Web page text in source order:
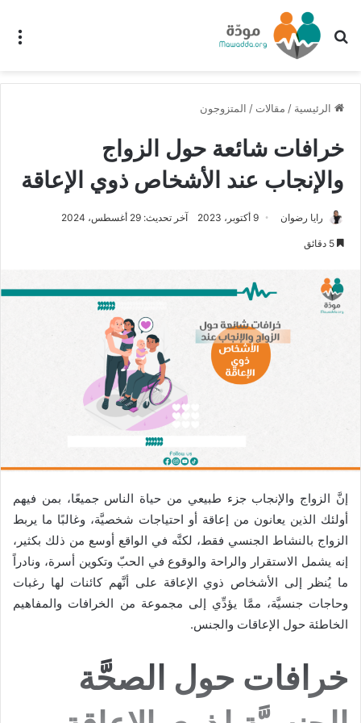
بحث عن
الرئيسية / مقالات / المتزوجون
خرافات شائعة حول الزواج
والإنجاب عند الأشخاص ذوي الإعاقة
رايا رضوان 9 أكتوبر، 2023 آخر تحديث: 29 أغسطس، 2024
إنَّ الزواج والإنجاب جزء طبيعي من حياة الناس جميعًا، بمن فيهم
أولئك الذين يعانون من إعاقة أو احتياجات شخصيَّة، وغالبًا ما يربط
الزواج بالنشاط الجنسي فقط، لكنَّه في الواقع أوسع من ذلك بكثير،
إنه يشمل الاستقرار والراحة والوقوع في الحبّ وتكوين أسرة، ونادراً
ما يُنظر إلى الأشخاص ذوي الإعاقة على أنَّهم كائنات لها رغبات
وحاجات جنسيَّة، ممَّا يؤدِّي إلى مجموعة من الخرافات والمفاهيم
الخاطئة حول الإعاقات والجنس.
خرافات حول الصحَّة